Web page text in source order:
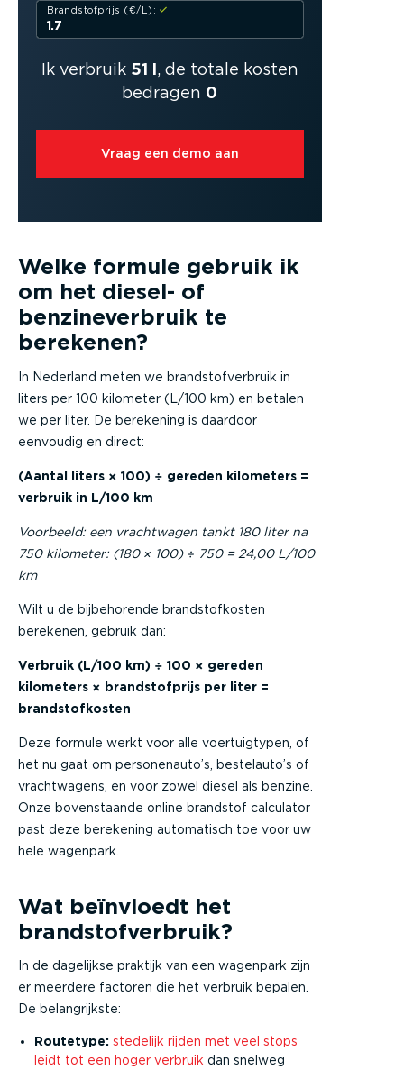
Brandstofprijs (€/L):
Ik verbruik 51 l, de totale kosten
bedragen 0
Vraag een demo aan
Welke formule gebruik ik
om het diesel- of
benzineverbruik te
berekenen?
In Nederland meten we brandstofverbruik in
liters per 100 kilometer (L/100 km) en betalen
we per liter. De berekening is daardoor
eenvoudig en direct:
(Aantal liters × 100) ÷ gereden kilometers =
verbruik in L/100 km
Voorbeeld: een vrachtwagen tankt 180 liter na
750 kilometer: (180 × 100) ÷ 750 = 24,00 L/100
km
Wilt u de bijbehorende brandstofkosten
berekenen, gebruik dan:
Verbruik (L/100 km) ÷ 100 × gereden
kilometers × brandstofprijs per liter =
brandstofkosten
Deze formule werkt voor alle voertuigtypen, of
het nu gaat om personenauto’s, bestelauto’s of
vrachtwagens, en voor zowel diesel als benzine.
Onze bovenstaande online brandstof calculator
past deze berekening automatisch toe voor uw
hele wagenpark.
Wat beïnvloedt het
brandstofverbruik?
In de dagelijkse praktijk van een wagenpark zijn
er meerdere factoren die het verbruik bepalen.
De belangrijkste:
Routetype: stedelijk rijden met veel stops
leidt tot een hoger verbruik dan snelweg